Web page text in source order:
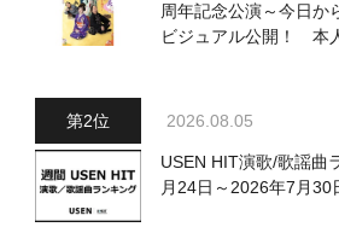
周年記念公演～今日か
ビジュアル公開！ 本
2026.08.05
USEN HIT演歌/歌謡曲
月24日～2026年7月30